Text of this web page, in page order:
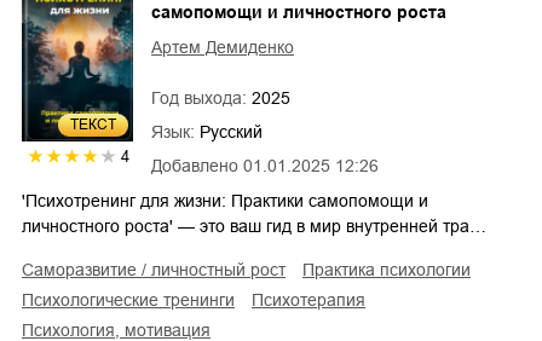
ТЕКСТ
4 Добавлено 01.01.2025 12:26
самопомощи и личностного роста
Артем Демиденко
Год выхода: 2025
Язык: Русский
'Психотренинг для жизни: Практики самопомощи и
личностного роста' — это ваш гид в мир внутренней тра…
саморазвитие / личностный рост
практика психологии
психологические тренинги
психотерапия
психология, мотивация